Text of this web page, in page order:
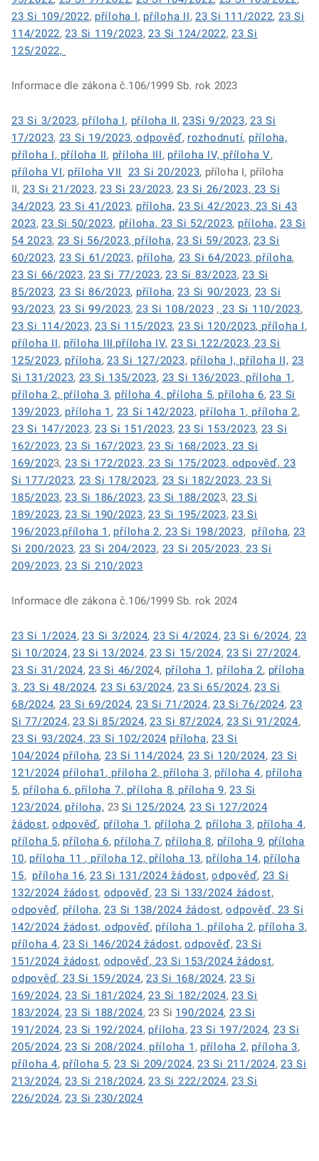
23 Si 109/2022, příloha I, příloha II, 23 Si 111/2022, 23 Si
114/2022,23 Si 119/2023,23 Si 124/2022,23 Si
125/2022,
Informace dle zákona č.106/1999 Sb. rok 2023
23 Si 3/2023, příloha I, příloha II,23Si 9/2023, 23 Si
17/2023, 23 Si 19/2023, odpověď, rozhodnutí, příloha,
příloha I,příloha II, příloha III, příloha IV, příloha V,
příloha VI, příloha VII 23 Si 20/2023, příloha I, příloha
II, 23 Si 21/2023, 23 Si 23/2023, 23 Si 26/2023,23 Si
34/2023, 23 Si 41/2023, příloha, 23 Si 42/2023,23 Si 43
2023,23 Si 50/2023, příloha,23 Si 52/2023, příloha, 23 Si
54 2023, 23 Si 56/2023, příloha, 23 Si 59/2023,23 Si
60/2023, 23 Si 61/2023, příloha, 23 Si 64/2023, příloha,
23 Si 66/2023,23 Si 77/2023,23 Si 83/2023,23 Si
85/2023, 23 Si 86/2023, příloha,23 Si 90/2023, 23 Si
93/2023, 23 Si 99/2023, 23 Si 108/2023 , 23 Si 110/2023,
23 Si 114/2023, 23 Si 115/2023, 23 Si 120/2023, příloha I,
příloha II, příloha III,příloha IV, 23 Si 122/2023, 23 Si
125/2023, příloha, 23 Si 127/2023, příloha I, příloha II, 23
Si 131/2023, 23 Si 135/2023, 23 Si 136/2023, příloha 1 ,
příloha 2,příloha 3, příloha 4,příloha 5, příloha 6,23 Si
139/2023, příloha 1 , 23 Si 142/2023, příloha 1 , příloha 2,
23 Si 147/2023, 23 Si 151/2023, 23 Si 153/2023, 23 Si
162/2023,23 Si 167/2023,23 Si 168/2023,23 Si
169/2023, 23 Si 172/2023, 23 Si 175/2023,odpověď, 23
Si 177/2023, 23 Si 178/2023, 23 Si 182/2023, 23 Si
185/2023,23 Si 186/2023,23 Si 188/2023, 23 Si
189/2023,23 Si 190/2023,23 Si 195/2023,23 Si
196/2023,příloha 1 , příloha 2, 23 Si 198/2023, příloha, 23
Si 200/2023, 23 Si 204/2023, 23 Si 205/2023, 23 Si
209/2023,23 Si 210/2023
Informace dle zákona č.106/1999 Sb. rok 2024
23 Si 1/2024,23 Si 3/2024, 23 Si 4/2024,23 Si 6/2024, 23
Si 10/2024, 23 Si 13/2024, 23 Si 15/2024,23 Si 27/2024,
23 Si 31/2024,23 Si 46/2024, příloha 1, příloha 2, příloha
3,23 Si 48/2024, 23 Si 63/2024, 23 Si 65/2024,23 Si
68/2024, 23 Si 69/2024, 23 Si 71/2024, 23 Si 76/2024, 23
Si 77/2024, 23 Si 85/2024, 23 Si 87/2024,23 Si 91/2024,
23 Si 93/2024,23 Si 102/2024 příloha, 23 Si
104/2024 příloha, 23 Si 114/2024, 23 Si 120/2024, 23 Si
121/2024 příloha1 , příloha 2, příloha 3, příloha 4, příloha
5, příloha 6, příloha 7,příloha 8, příloha 9,23 Si
123/2024, příloha, 23Si 125/2024, 23 Si 127/2024
žádost, odpověď, příloha 1, příloha 2, příloha 3, příloha 4,
příloha 5, příloha 6, příloha 7, příloha 8, příloha 9, příloha
10, příloha 11 , příloha 12,příloha 13, příloha 14, příloha
15, příloha 16, 23 Si 131/2024 žádost,odpověď, 23 Si
132/2024 žádost, odpověď,23 Si 133/2024 žádost,
odpověď, příloha,23 Si 138/2024 žádost,odpověď,23 Si
142/2024 žádost, odpověď, příloha 1 , příloha 2, příloha 3,
příloha 4,23 Si 146/2024 žádost,odpověď, 23 Si
151/2024 žádost, odpověď, 23 Si 153/2024 žádost,
odpověď, 23 Si 159/2024,23 Si 168/2024, 23 Si
169/2024,23 Si 181/2024,23 Si 182/2024,23 Si
183/2024,23 Si 188/2024, 23 Si 190/2024, 23 Si
191/2024,23 Si 192/2024, příloha, 23 Si 197/2024, 23 Si
205/2024,23 Si 208/2024, příloha 1 , příloha 2, příloha 3,
příloha 4, příloha 5,23 Si 209/2024,23 Si 211/2024, 23 Si
213/2024,23 Si 218/2024,23 Si 222/2024,23 Si
226/2024,23 Si 230/2024